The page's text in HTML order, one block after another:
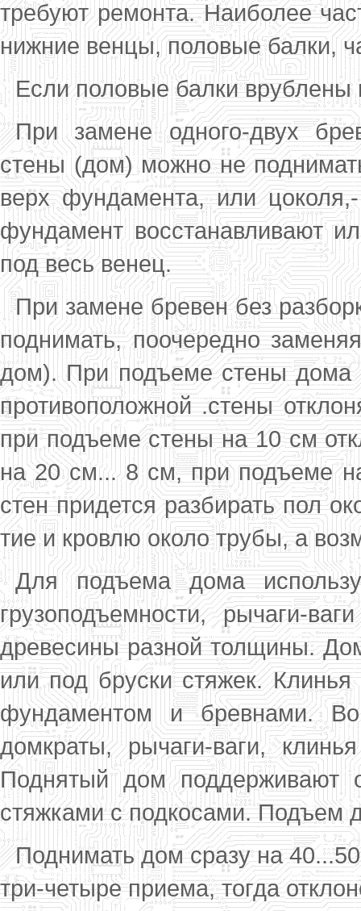
требуют ремонта. Наибо­лее
нижние венцы, половые балки,
Если половые балки
При замене одного-двух
стены (дом) можно не
верх фундамента, или
фундамент восстанавливают
под весь венец.
При замене бревен без
подни­мать, поочередно
дом). При подъеме стены дома
противоположной .стены
при подъеме стены на 10 см
на 20 см... 8 см, при подъеме
стен придется разбирать пол
тие и кровлю около трубы, а
Для подъема дома
грузоподъемно­сти, рычаги-
древесины разной толщи­ны.
или под бруски стяжек.
фун­даментом и бревнами.
домкраты, рычаги-ва­ги,
Поднятый дом поддерживают
стяжками с подкосами. Подъем
Поднимать дом сразу на
три-че­тыре приема, тогда